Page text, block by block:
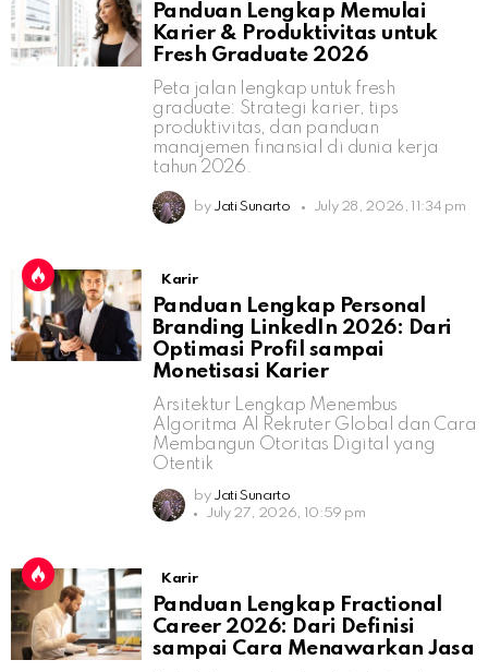
Panduan Lengkap Memulai
Karier & Produktivitas untuk
Fresh Graduate 2026
Peta jalan lengkap untuk fresh
graduate: Strategi karier, tips
produktivitas, dan panduan
manajemen finansial di dunia kerja
tahun 2026.
by Jati Sunarto July 28, 2026, 11:34 pm
Karir
Panduan Lengkap Personal
Branding LinkedIn 2026: Dari
Optimasi Profil sampai
Monetisasi Karier
Arsitektur Lengkap Menembus
Algoritma AI Rekruter Global dan Cara
Membangun Otoritas Digital yang
Otentik
by Jati Sunarto
July 27, 2026, 10:59 pm
Karir
Panduan Lengkap Fractional
Career 2026: Dari Definisi
sampai Cara Menawarkan Jasa